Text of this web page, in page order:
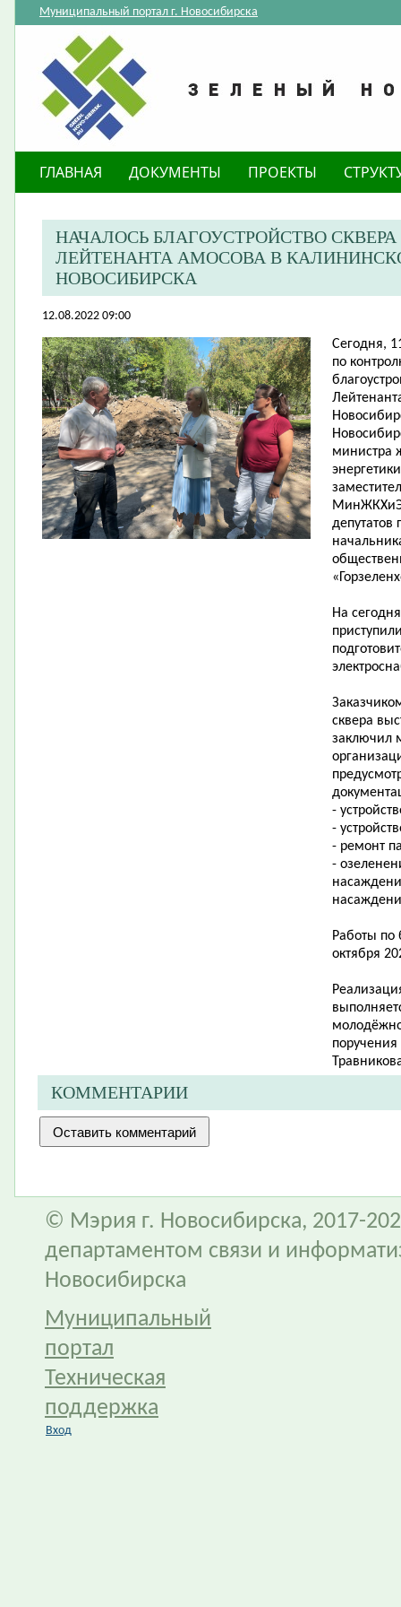
Муниципальный портал г. Новосибирска
ГЛАВНАЯ ДОКУМЕНТЫ ПРОЕКТЫ
НАЧАЛОСЬ БЛАГОУСТРОЙСТВО
ЛЕЙТЕНАНТА АМОСОВА В
НОВОСИБИРСКА
12.08.2022 09:00
Сегодня,
по
министра
МинЖКХиЭ
На
сквера
заключил
-
-
- ремонт
-
Работы по
октября
поручения
КОММЕНТАРИИ
© Мэрия г. Новосибирска, 2017-
департаментом связи и
Новосибирска
Муниципальный
портал
Техническая
поддержка
Вход